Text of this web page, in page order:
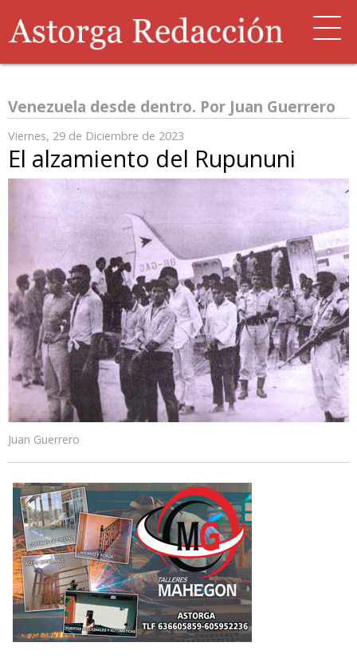
Venezuela desde dentro. Por Juan Guerrero
Viernes, 29 de Diciembre de 2023
El alzamiento del Rupununi
Juan Guerrero